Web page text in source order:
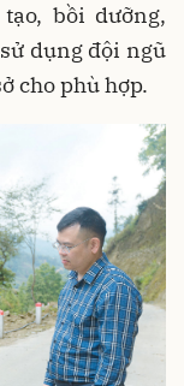
bồi dưỡng,
dụng đội ngũ
cho phù hợp.